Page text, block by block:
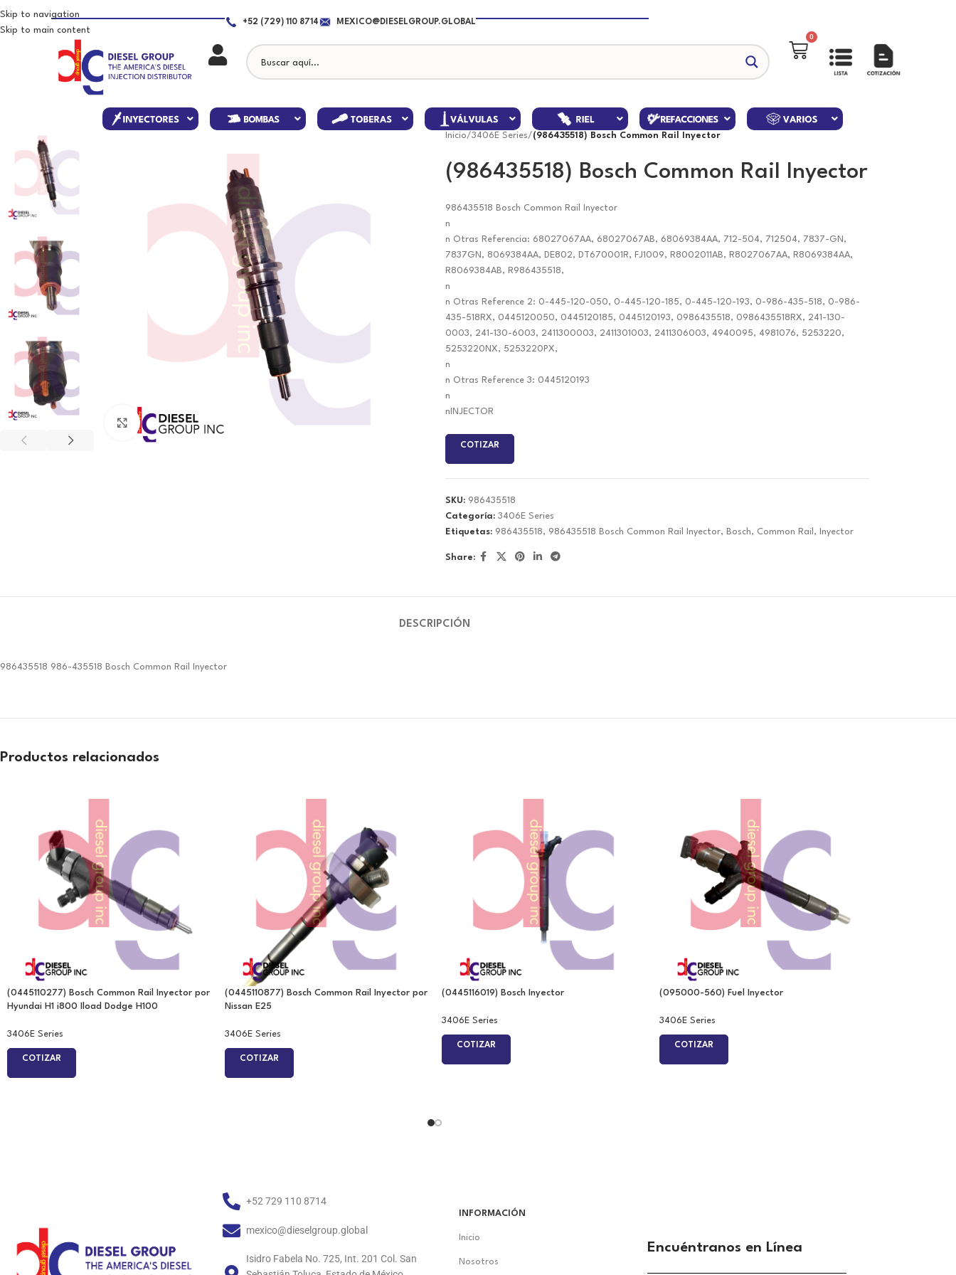
Skip to navigation
Skip to main content
+52 (729) 110 8714 MEXICO@DIESELGROUP.GLOBAL
0
Click to enlarge
Inicio/3406E Series/ (986435518) Bosch Common Rail Inyector
(986435518) Bosch Common Rail Inyector
986435518 Bosch Common Rail Inyector
n
n Otras Referencia: 68027067AA, 68027067AB, 68069384AA, 712-504, 712504, 7837-GN,
7837GN, 8069384AA, DE802, DT670001R, FJ1009, R8002011AB, R8027067AA, R8069384AA,
R8069384AB, R986435518,
n
n Otras Reference 2: 0-445-120-050, 0-445-120-185, 0-445-120-193, 0-986-435-518, 0-986-
435-518RX, 0445120050, 0445120185, 0445120193, 0986435518, 0986435518RX, 241-130-
0003, 241-130-6003, 2411300003, 2411301003, 2411306003, 4940095, 4981076, 5253220,
5253220NX, 5253220PX,
n
n Otras Reference 3: 0445120193
n
nINJECTOR
COTIZAR
SKU: 986435518
Categoría: 3406E Series
Etiquetas: 986435518, 986435518 Bosch Common Rail Inyector, Bosch, Common Rail , Inyector
Share:
DESCRIPCIÓN
986435518 986-435518 Bosch Common Rail Inyector
Productos relacionados
(0445110277) Bosch Common Rail Inyector por
Hyundai H1 i800 Iload Dodge H100
3406E Series
COTIZAR
(0445110877) Bosch Common Rail Inyector por
Nissan E25
3406E Series
COTIZAR
(0445116019) Bosch Inyector
3406E Series
COTIZAR
(095000-560) Fuel Inyector
3406E Series
COTIZAR
+52 729 110 8714
mexico@dieselgroup.global
Isidro Fabela No. 725, Int. 201 Col. San
INFORMACIÓN
Inicio
Nosotros
Encuéntranos en Línea